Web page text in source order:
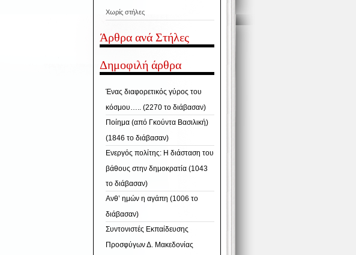
Χωρίς στήλες
Άρθρα ανά Στήλες
Δημοφιλή άρθρα
Ένας διαφορετικός γύρος του
κόσμου….. (2270 το διάβασαν)
Ποίημα (από Γκούντα Βασιλική)
(1846 το διάβασαν)
Ενεργός πολίτης: Η διάσταση του
βάθους στην δημοκρατία (1043
το διάβασαν)
Ανθ’ ημών η αγάπη (1006 το
διάβασαν)
Συντονιστές Εκπαίδευσης
Προσφύγων Δ. Μακεδονίας